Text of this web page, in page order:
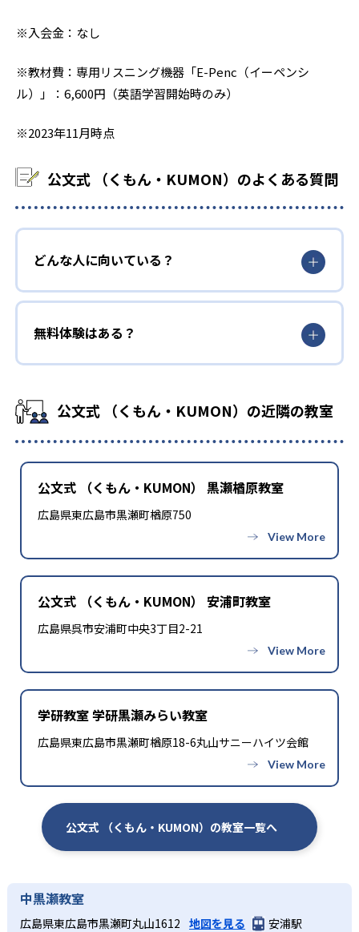
※入会金：なし
※教材費：専用リスニング機器「E-Penc（イーペンシ
ル）」：6,600円（英語学習開始時のみ）
※2023年11月時点
公文式 （くもん・KUMON）のよくある質問
どんな人に向いている？
無料体験はある？
公文式 （くもん・KUMON）の近隣の教室
公文式 （くもん・KUMON） 黒瀬楢原教室
広島県東広島市黒瀬町楢原750
公文式 （くもん・KUMON） 安浦町教室
広島県呉市安浦町中央3丁目2-21
学研教室 学研黒瀬みらい教室
広島県東広島市黒瀬町楢原18-6丸山サニーハイツ会館
公文式 （くもん・KUMON）の教室一覧へ
中黒瀬教室
広島県東広島市黒瀬町丸山1612 地図を見る 安浦駅